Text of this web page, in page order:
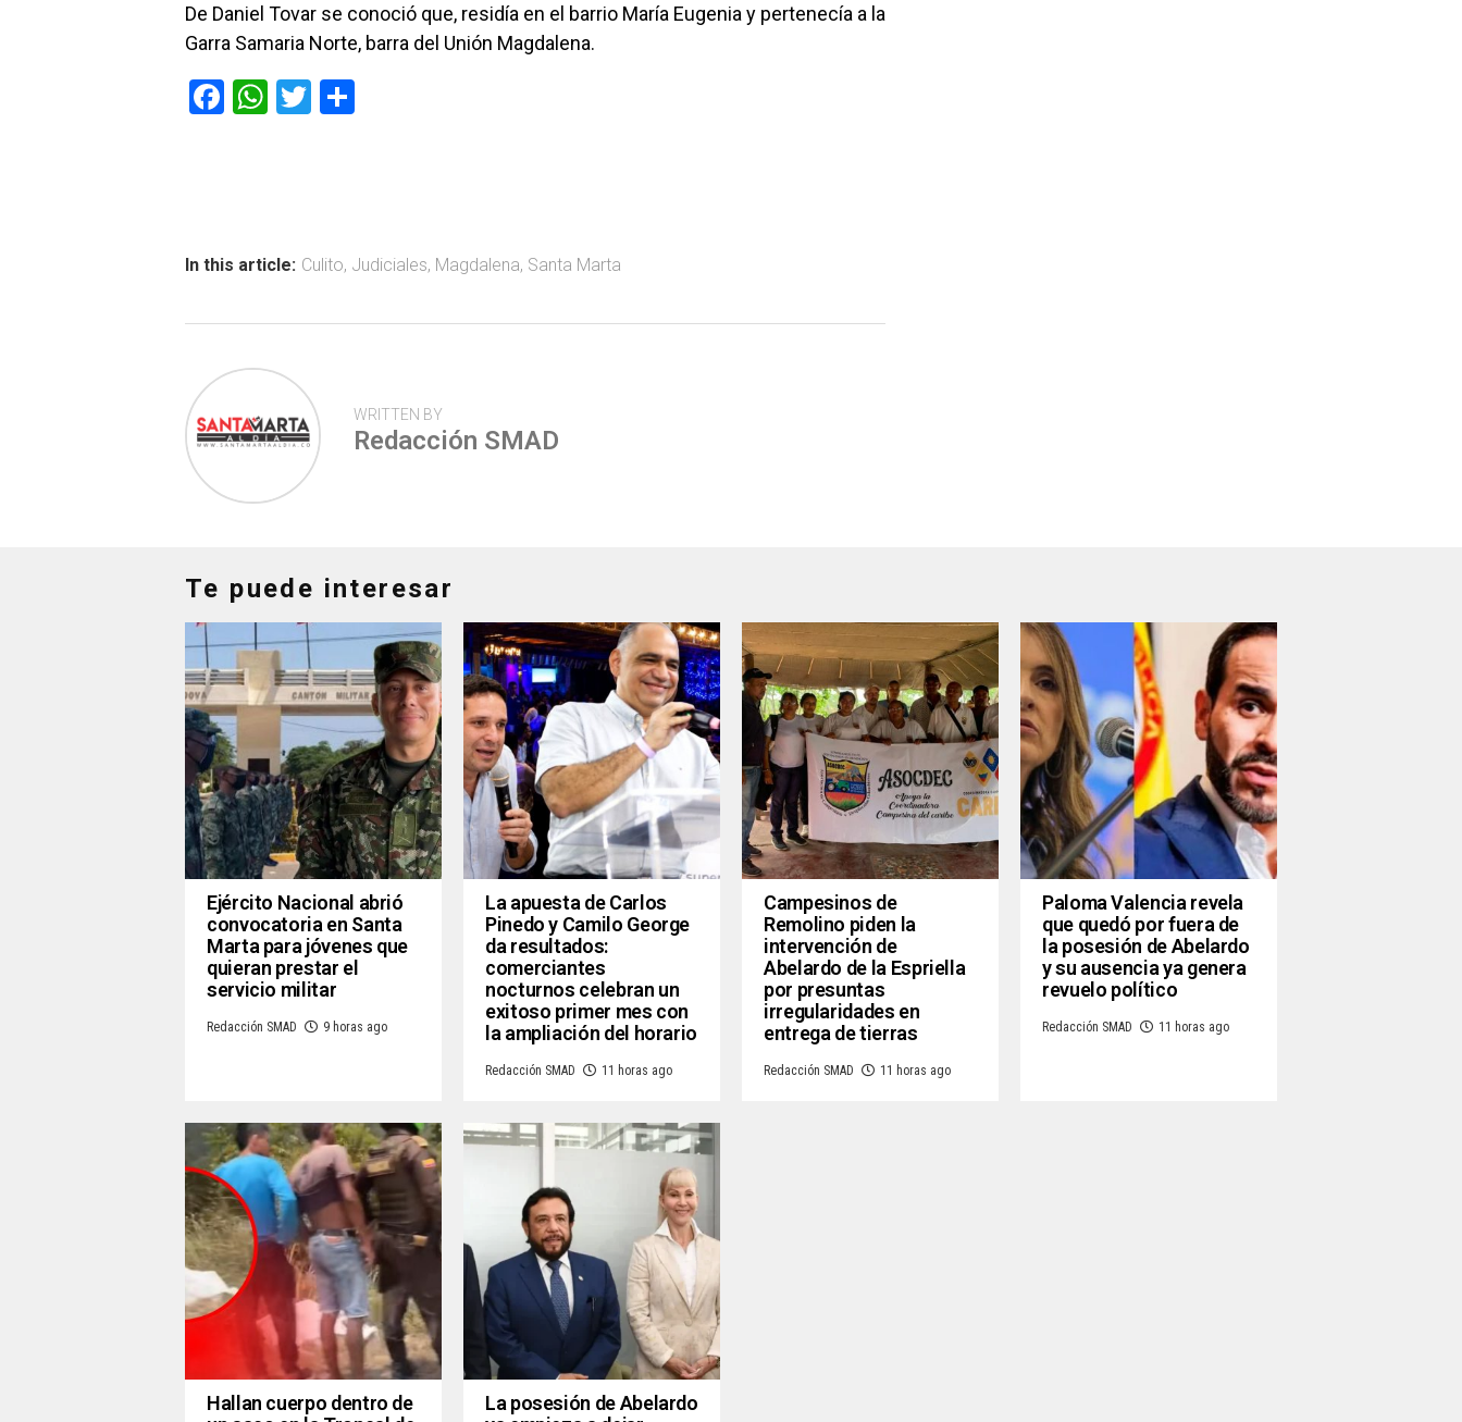
De Daniel Tovar se conoció que, residía en el barrio María Eugenia y pertenecía a la
Garra Samaria Norte, barra del Unión Magdalena.
F
ok
W
p
T
tir
In this article: Culito, Judiciales, Magdalena, Santa Marta
WRITTEN BY
Redacción SMAD
Te puede interesar
Ejército Nacional abrió
convocatoria en Santa
Marta para jóvenes que
quieran prestar el
servicio militar
Redacción SMAD 9 horas ago
La apuesta de Carlos
Pinedo y Camilo George
da resultados:
comerciantes
nocturnos celebran un
exitoso primer mes con
la ampliación del horario
Redacción SMAD 11 horas ago
Campesinos de
Remolino piden la
intervención de
Abelardo de la Espriella
por presuntas
irregularidades en
entrega de tierras
Redacción SMAD 11 horas ago
Paloma Valencia revela
que quedó por fuera de
la posesión de Abelardo
y su ausencia ya genera
revuelo político
Redacción SMAD 11 horas ago
Hallan cuerpo dentro de
La posesión de Abelardo